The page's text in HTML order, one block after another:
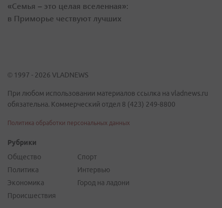
«Семья – это целая вселенная»:
в Приморье чествуют лучших
© 1997 - 2026 VLADNEWS
При любом использовании материалов ссылка на vladnews.ru
обязательна. Коммерческий отдел 8 (423) 249-8800
Политика обработки персональных данных
Рубрики
Общество
Политика
Экономика
Происшествия
Спорт
Интервью
Город на ладони